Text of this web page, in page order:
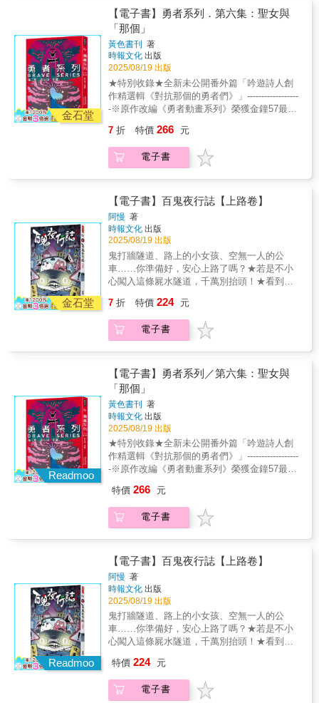
「音檔」，並一邊摸索一邊拼湊出他們想像中
的「音樂」，希望在未來的未來，能夠留下屬
於他們自己的檔案。 漫畫 × 音樂 × 台灣 × 日
本｜4篇故事 × 4首原創歌曲音樂統籌 KUMA
LIU × 漫畫發行 臉譜出版 × 音樂發行 空氣腦唱
片金漫獎雙料得主Peter Mann ×冠軍嘻哈歌手
YOUNGLEE中毒系樂團 愛はズボーン詩韻電
子饒舌 春ねむりX 創作歌手 林潔心旋律饒舌超
新星SiNNER MOON 一場貫穿過去、現在、
時間，這場演出也讓他們發現了學長無法說出
口的祕密……有些話太晚說，有些話來不及
說，有些話很難開口，那就用唱的吧！#03「人
生勝利組不會有煩惱吧？」「第一名」是李莉
的標籤，但謎樣的她，在夜晚則化身成另一個
角色，向宇宙發送訊息。「第一名」是陳梅的
目標，求學是為了將來鋪路，努力的背後卻隱
藏了對於失敗和未知所感到的恐懼與不安……
妳所追求的是別人的影子，而她所追求的是
光，兩名少女的青春迷幻物語。#04「地球消失
以後，在外星種主導的外太空，聲音僅僅剩下
記錄的作用……兩名少年意外找到關於人類的
「音檔」，並一邊摸索一邊拼湊出他們想像中
於他們自己的檔案。 漫畫 × 音樂 × 台灣 × 日
本｜4篇故事 × 4首原創歌曲音樂統籌 KUMA
LIU × 漫畫發行 臉譜出版 × 音樂發行 空氣腦唱
片金漫獎雙料得主Peter Mann ×冠軍嘻哈歌手
YOUNGLEE中毒系樂團 愛はズボーン詩韻電
子饒舌 春ねむりX 創作歌手 林潔心旋律饒舌超
新星SiNNER MOON 一場貫穿過去、現在、
插畫，畫出兩個1/2的我。快樂的我，憂鬱的
我，有時會進入黑暗的漩渦，有時我會拉住
我。我們內心的衝突和對抗會一直存在，但可
以並存的吧？可以對抗這個複雜的世界的吧？
它就這樣來了。我彷彿被困在深不見底的黑暗
中，持續的悲傷、焦慮和恐懼包裹著我。身體
不斷下沉，想伸手抓住什麼，卻什麼也抓不
住。在情緒低谷裡，在最需要被接住的時刻－
－當情緒內耗成為一種時代通病，我們更需要
「慢慢鬆開自己」的能力。也許不是每個人都
細語為你命名那些無聲的悲傷，也悄悄點亮心
裡的光。你已經很好了，只是忘了怎麼擁抱自
己。
金石堂
【電子書】勇者系列．第六集：聖女與
「那個」
黃色書刊 著
時報文化 出版
2025/08/19 出版
★特別收錄★全新未公開番外篇「吟遊詩人創
作精選輯《對抗那個的勇者們》」------------------
-※原作改編《勇者動畫系列》榮獲金鐘57最佳
歸！劉冠廷、孫可芳、李國毅 配音演出LINE
TV、小公視頻道、小公視YouTube、公視
+2025/8/23起 狂歡開趴！-------------------聖女
暗，壯大成勇者和魔族都難以對抗的惡魔。使
得雙方也暫時放下宿怨，齊力打擊主要敵人。
「那個」的存在，反而成為勇者與魔族理解彼
此的開端。正當眾人覺得這樣的局面也不壞
時，「那個」徹底崩解了！一切的痛苦竄了出
來，將要吞噬世界，唯有吃掉它的核心，才有
機會化解。於是，聖女勇者做出了決定……※
關於【勇者系列】※這個故事，不是單純的勇
者與魔族之戰，而是一場選擇與理解的冒險旅
將面對自身信念的衝突。而當善與惡不再如此
黑白分明，你願意成為怎麼樣的勇者？本系列
作品曾入選文化部「第42次中小學生讀物選
並被改編為《勇者動畫系列》影集，最新一季
將於2025年上線。
7 折 特價 266 元
電子書
金石堂
【電子書】百鬼夜行誌【上路卷】
阿慢 著
時報文化 出版
2025/08/19 出版
鬼打牆隧道、路上的小女孩、空無一人的公
車……你準備好，安心上路了嗎？★若是不小
心闖入這條屍水隧道，千萬別抬頭！★看到公
★夜半搭上的這輛公車，究竟載滿的是人，還
是幽靈？★有個女人每夜來我的夢裡找手，我
只好把手給了她……★一個拿著椰子的女人衝
車絕對不能超速，否則鬼婆婆可是會找上你
喔……★似乎迷了路的白衣小女孩，指出了她
回家的方向……
7 折 特價 224 元
電子書
Readmoo
【電子書】勇者系列／第六集：聖女與
「那個」
黃色書刊
著
時報文化 出版
2025/08/19 出版
★特別收錄★全新未公開番外篇「吟遊詩人創
作精選輯《對抗那個的勇者們》」------------------
-※原作改編《勇者動畫系列》榮獲金鐘57最佳
歸！劉冠廷、孫可芳、李國毅 配音演出LINE
TV、小公視頻道、小公視YouTube、公視
+2025/8/23起 狂歡開趴！-------------------聖女
暗，壯大成勇者和魔族都難以對抗的惡魔。使
得雙方也暫時放下宿怨，齊力打擊主要敵人。
「那個」的存在，反而成為勇者與魔族理解彼
此的開端。正當眾人覺得這樣的局面也不壞
時，「那個」徹底崩解了！一切的痛苦竄了出
來，將要吞噬世界，唯有吃掉它的核心，才有
機會化解。於是，聖女勇者做出了決定……※
關於【勇者系列】※這個故事，不是單純的勇
者與魔族之戰，而是一場選擇與理解的冒險旅
將面對自身信念的衝突。而當善與惡不再如此
黑白分明，你願意成為怎麼樣的勇者？本系列
特價 266 元
電子書
Readmoo
【電子書】百鬼夜行誌【上路卷】
阿慢 著
時報文化 出版
2025/08/19 出版
鬼打牆隧道、路上的小女孩、空無一人的公
車……你準備好，安心上路了嗎？★若是不小
心闖入這條屍水隧道，千萬別抬頭！★看到公
★夜半搭上的這輛公車，究竟載滿的是人，還
是幽靈？★有個女人每夜來我的夢裡找手，我
只好把手給了她……★一個拿著椰子的女人衝
特價 224 元
電子書